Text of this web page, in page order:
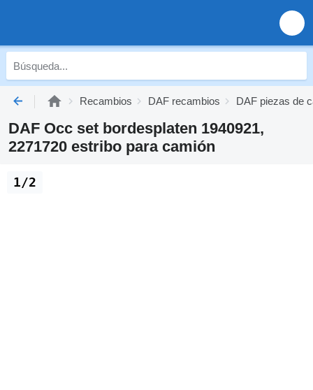
Recambios DAF recambios DAF piezas de
DAF Occ set bordesplaten 1940921,
2271720 estribo para camión
1/2